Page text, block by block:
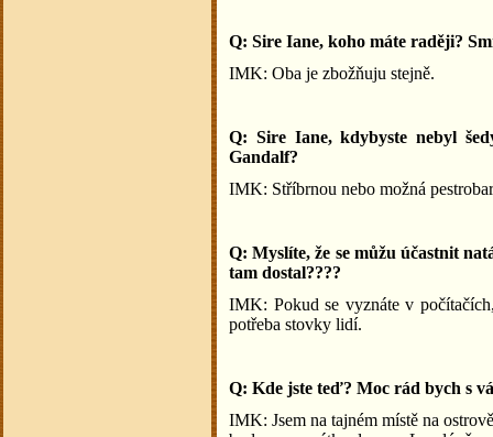
Q: Sire Iane, koho máte raději?
IMK: Oba je zbožňuju stejně.
Q: Sire Iane, kdybyste nebyl
Gandalf?
IMK: Stříbrnou nebo možná
Q: Myslíte, že se můžu účastnit
tam dostal????
IMK: Pokud se vyznáte v
potřeba stovky lidí.
Q: Kde jste teď? Moc rád bych s
IMK: Jsem na tajném místě na